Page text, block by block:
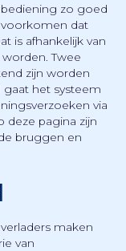
bediening zo goed
dat
is afhankelijk van
Twee
zijn worden
gaat het systeem
via
deze pagina zijn
bruggen en
maken
van